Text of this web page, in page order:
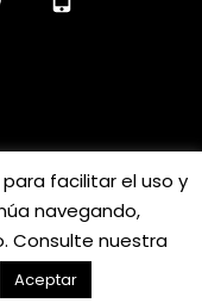
los derechos
Política de
cookies
facilitar el uso y
navegando,
Consulte nuestra
Aceptar